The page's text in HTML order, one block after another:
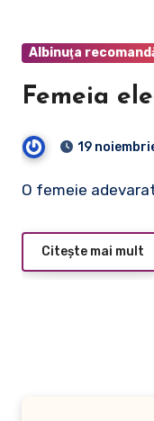
Albinuţa
Femeia
19
O femeie
Citește mai mult